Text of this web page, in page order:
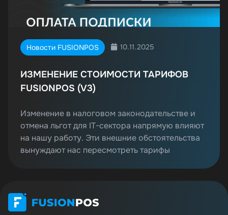
Новости FUSIONPOS 10.11.2025
ИЗМЕНЕНИЕ СТОИМОСТИ ТАРИФОВ
FUSIONPOS (V3)
Изменение в налоговом законодательстве и
отмена льгот для IT-сектора напрямую влияют
на нашу работу. Эти внешние обстоятельства
вынуждают нас пересмотреть тарифы